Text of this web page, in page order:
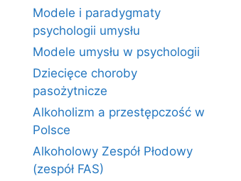
Modele i paradygmaty
psychologii umysłu
Modele umysłu w psychologii
Dziecięce choroby
pasożytnicze
Alkoholizm a przestępczość w
Polsce
Alkoholowy Zespół Płodowy
(zespół FAS)